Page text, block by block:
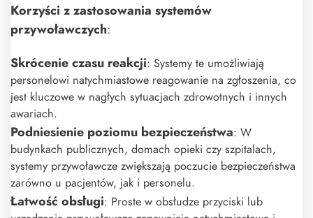
Korzyści z zastosowania systemów
przywoławczych:
Skrócenie czasu reakcji: Systemy te umożliwiają
personelowi natychmiastowe reagowanie na zgłoszenia, co
jest kluczowe w nagłych sytuacjach zdrowotnych i innych
awariach.
Podniesienie poziomu bezpieczeństwa: W
budynkach publicznych, domach opieki czy szpitalach,
systemy przywoławcze zwiększają poczucie bezpieczeństwa
zarówno u pacjentów, jak i personelu.
Łatwość obsługi: Proste w obsłudze przyciski lub